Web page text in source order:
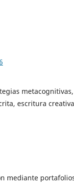
metacognitivas,
escritura
mediante